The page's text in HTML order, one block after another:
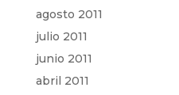
agosto 2011
julio 2011
junio 2011
abril 2011